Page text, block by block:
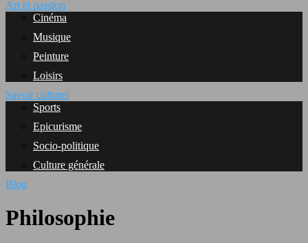
Art et passion
Cinéma
Musique
Peinture
Loisirs
Savoir culturel
Sports
Epicurisme
Socio-politique
Culture générale
Blog
Philosophie